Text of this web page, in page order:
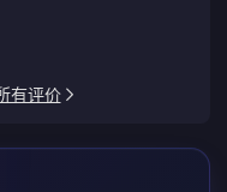
有评价